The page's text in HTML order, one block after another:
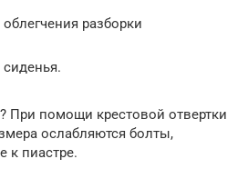
разборки
При помощи крестовой отвертки
ослабляются болты,
к пиастре.